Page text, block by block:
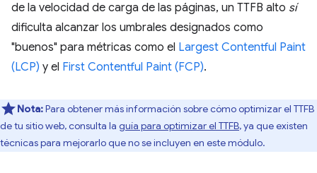
de la velocidad de carga de las páginas, un TTFB alto sí
dificulta alcanzar los umbrales designados como
"buenos" para métricas como el Largest Contentful Paint
(LCP) y el First Contentful Paint (FCP).
Nota:Para obtener más información sobre cómo optimizar el TTFB
de tu sitio web, consulta la guía para optimizar el TTFB, ya que existen
técnicas para mejorarlo que no se incluyen en este módulo.